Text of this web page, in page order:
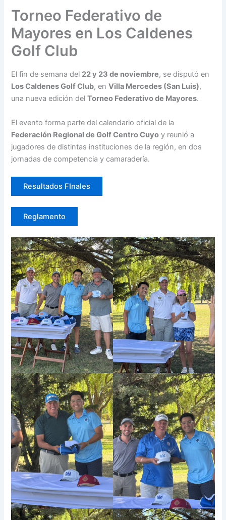
Torneo Federativo de
Mayores en Los Caldenes
Golf Club
El fin de semana del 22 y 23 de noviembre, se disputó en
Los Caldenes Golf Club, enVilla Mercedes (San Luis),
una nueva edición delTorneo Federativo de Mayores.
El evento forma parte del calendario oficial de la
Federación Regional de Golf Centro Cuyo y reunió a
jugadores de distintas instituciones de la región, en dos
jornadas de competencia y camaradería.
Resultados FInales
Reglamento